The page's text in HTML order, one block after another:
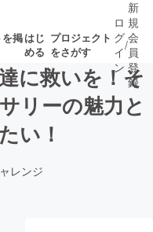
掲はじ
める
プロジェクト
をさがす
終了が近いプ
ロ
グ
イ
ン
/
新
規
会
員
登
録
に救いを！そ
リーの魅力と
い！
レンジ